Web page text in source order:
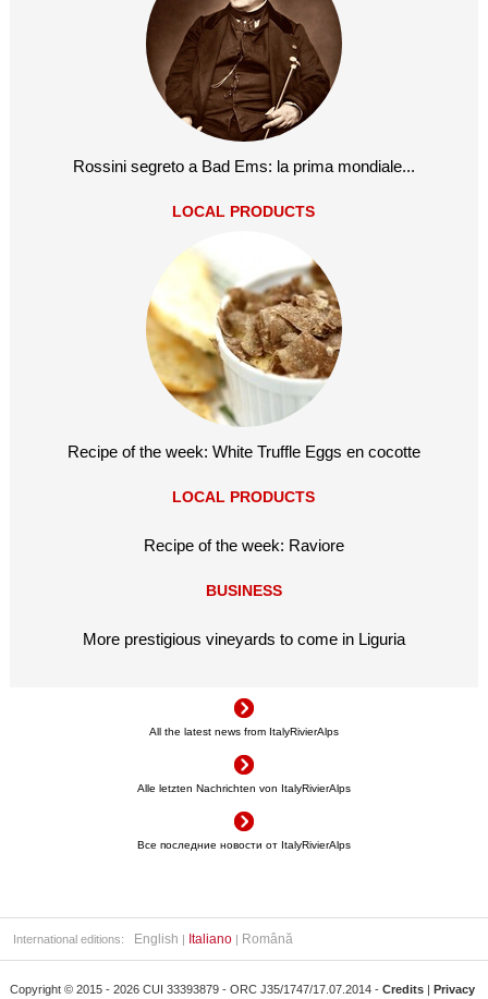
Rossini segreto a Bad Ems: la prima mondiale...
LOCAL PRODUCTS
Recipe of the week: White Truffle Eggs en cocotte
LOCAL PRODUCTS
Recipe of the week: Raviore
BUSINESS
More prestigious vineyards to come in Liguria
All the latest news from ItalyRivierAlps
Alle letzten Nachrichten von ItalyRivierAlps
Все последние новости от ItalyRivierAlps
International editions: English | Italiano| Română
Copyright © 2015 - 2026 CUI 33393879 - ORC J35/1747/17.07.2014 - Credits| Privacy